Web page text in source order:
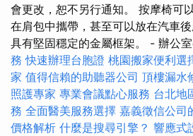
會更改，恕不另行通知。 按摩椅可
在肩包中攜帶，甚至可以放在汽車
具有堅固穩定的金屬框架。 - 辦公
務 快速辦理台胞證 桃園搬家便利選
家 值得信賴的助聽器公司 頂樓漏水
照護專家 專業會議點心服務 台北地
務 全面醫美服務選擇 嘉義徵信公司
價格解析 什麼是搜尋引擎？ 響應式